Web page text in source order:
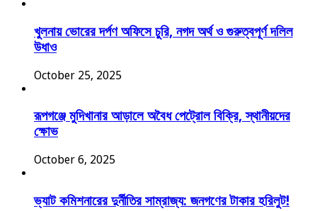
খুলনায় ভোরের দর্পণ অফিসে চুরি, নগদ অর্থ ও গুরুত্বপূর্ণ দলিল
উধাও
October 25, 2025
রূপগঞ্জে মুদিখানার আড়ালে অবৈধ পেট্রোল বিক্রি, স্থানীয়দের
ক্ষোভ
October 6, 2025
ভ্যাট কমিশনারের দুর্নীতির সাম্রাজ্য: জনগণের টাকার হরিলুট!